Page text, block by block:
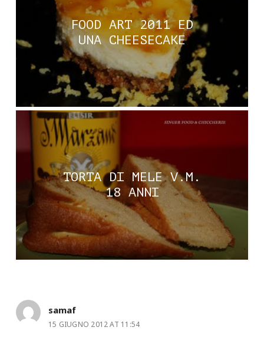
FOOD ART 2011 ED
UNA CHEESECAKE
TORTA DI MELE V.M.
18 ANNI
samaf
15 GIUGNO 2012 AT 11:54